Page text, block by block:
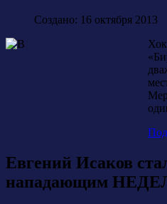
Создано: 16 октября 2013
Евгений Исаков
нападающим